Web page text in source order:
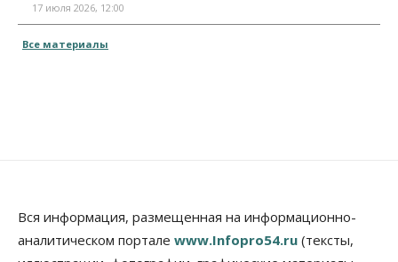
17 июля 2026, 12:00
Все материалы
Вся информация, размещенная на информационно-
аналитическом портале www.Infopro54.ru (тексты,